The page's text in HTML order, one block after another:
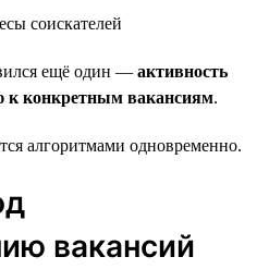
соискателей
ещё один — активность
к конкретным вакансиям.
алгоритмами одновременно.
вакансий